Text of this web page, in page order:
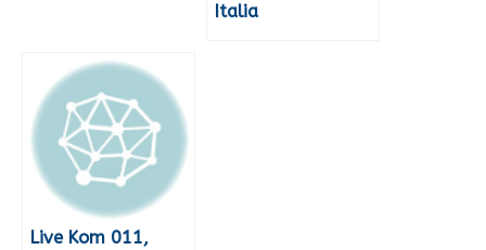
Italia
Live Kom 011,